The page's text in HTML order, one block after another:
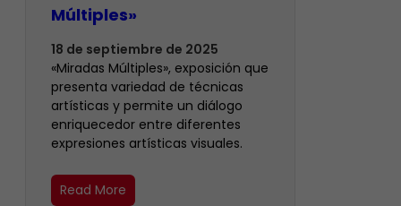
Múltiples»
18 de septiembre de 2025
«Miradas Múltiples», exposición que
presenta variedad de técnicas
artísticas y permite un diálogo
enriquecedor entre diferentes
expresiones artísticas visuales.
Read More